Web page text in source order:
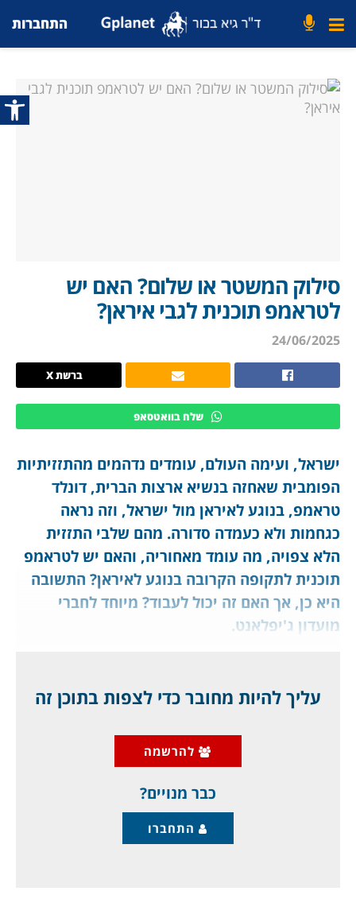
פתח
התחברות
סילוק המשטר או שלום? האם יש
לטראמפ תוכנית לגבי איראן?
24/06/2025
ברשת X
שלח בוואטסאפ
ישראל, ועימה העולם, עומדים נדהמים מהתזזיתיות
הפומבית שאחזה בנשיא ארצות הברית, דונלד
טראמפ, בנוגע לאיראן מול ישראל, וזה נראה
כגחמות ולא כעמדה סדורה. מהם שלבי התזזית
הלא צפויה, מה עומד מאחוריה, והאם יש לטראמפ
תוכנית לתקופה הקרובה בנוגע לאיראן? התשובה
היא כן, אך האם זה יכול לעבוד? מיוחד לחברי
מועדון ג'יפלאנט.
כולו:
ביום ששי האחרון טראמפ היה בעד "הסכם
והסברנו שזו היתה העמדת פנים מכוונת,
עליך להיות מחובר כדי לצפות בתוכן זה
להרשמה
כבר מנויים?
התחברו